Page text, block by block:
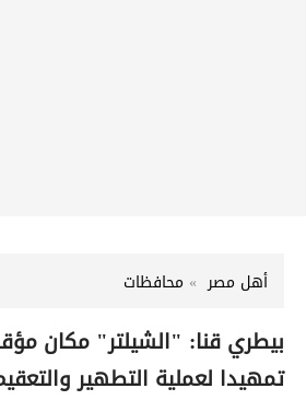
أهل مصر محافظات
بيطري قنا: "الشيلتر" مكان
تمهيدا لعملية التطهير